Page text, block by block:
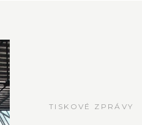
TISKOVÉ ZPRÁVY